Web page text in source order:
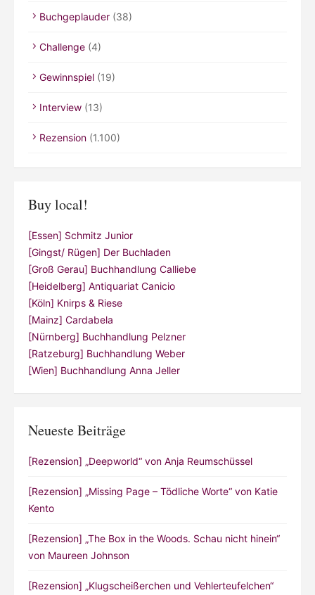
Buchgeplauder (38)
Challenge (4)
Gewinnspiel (19)
Interview (13)
Rezension (1.100)
Buy local!
[Essen] Schmitz Junior
[Gingst/ Rügen] Der Buchladen
[Groß Gerau] Buchhandlung Calliebe
[Heidelberg] Antiquariat Canicio
[Köln] Knirps & Riese
[Mainz] Cardabela
[Nürnberg] Buchhandlung Pelzner
[Ratzeburg] Buchhandlung Weber
[Wien] Buchhandlung Anna Jeller
Neueste Beiträge
[Rezension] „Deepworld“ von Anja Reumschüssel
[Rezension] „Missing Page – Tödliche Worte“ von Katie
Kento
[Rezension] „The Box in the Woods. Schau nicht hinein“
von Maureen Johnson
[Rezension] „Klugscheißerchen und Vehlerteufelchen“